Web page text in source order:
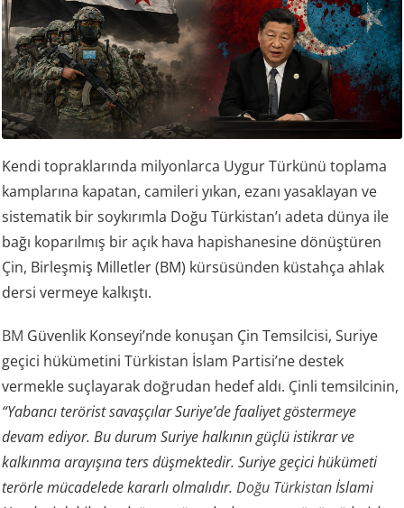
Kendi topraklarında milyonlarca Uygur Türkünü toplama
kamplarına kapatan, camileri yıkan, ezanı yasaklayan ve
sistematik bir soykırımla Doğu Türkistan’ı adeta dünya ile
bağı koparılmış bir açık hava hapishanesine dönüştüren
Çin, Birleşmiş Milletler (BM) kürsüsünden küstahça ahlak
dersi vermeye kalkıştı.
BM Güvenlik Konseyi’nde konuşan Çin Temsilcisi, Suriye
geçici hükümetini Türkistan İslam Partisi’ne destek
vermekle suçlayarak doğrudan hedef aldı. Çinli temsilcinin,
“Yabancı terörist savaşçılar Suriye’de faaliyet göstermeye
devam ediyor. Bu durum Suriye halkının güçlü istikrar ve
kalkınma arayışına ters düşmektedir. Suriye geçici hükümeti
terörle mücadelede kararlı olmalıdır.Doğu Türkistanİslami